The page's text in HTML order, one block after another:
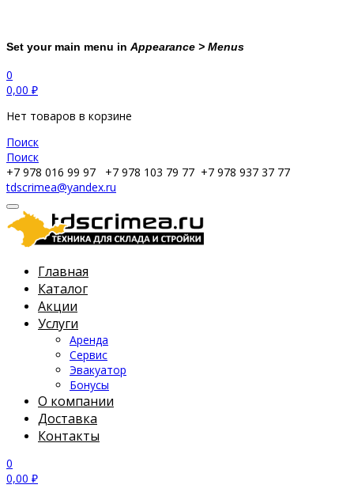
Set your main menu in Appearance > Menus
0
0,00 ₽
Нет товаров в корзине
Поиск
Поиск
+7 978 016 99 97
+7 978 103 79 77 +7 978 937 37 77
tdscrimea@yandex.ru
Главная
Каталог
Акции
Услуги
Аренда
Сервис
Эвакуатор
Бонусы
О компании
Доставка
Контакты
0
0,00 ₽